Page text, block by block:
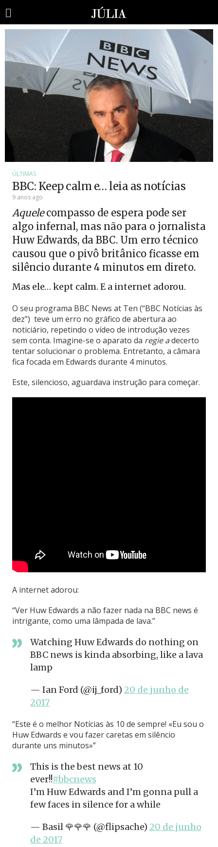
ÚLTIMAS
BBC: Keep calm e… leia as notícias
9 anos ago
Aquelecompasso de espera pode ser
algo infernal, mas não para o jornalista
Huw Edwards, da BBC. Um erro técnico
causou que o pivô britânico ficasse em
silêncio durante 4 minutos em direto.
Mas ele… kept calm. E a internet adorou.
O seu programa BBC News at Ten (“BBC Notícias às
dez”) teve um erro no gráfico de abertura ao
noticiário, repetindo o vídeo de introdução vezes
sem conta. Imagine-se o aparato da regie adecerto
tentar solucionar o problema. Entretanto, a câmara
fica focada em Edwards durante 4 minutos.
Este, silencioso, aguardava instrução para começar.
A internet adorou:
“Ver Huw Edwards a não fazer nada na BBC news é
intrigante, como uma lâmpada de lava.”
Watching Huw Edwards do nothing on
BBC news is kinda absorbing, like a lava
lamp
— Ian Ford (@ij_ford) 20 de junho de
2017
“Este é o melhor Notícias às 10 de sempre! «Eu sou o
Huw Edwards e vou fazer caretas em silêncio
durante uns minutos»”
This is the best news at 10
ever!!#bbcnews
I’m Huw Edwards and I’m gonna pull a
few faces in silence for a while
— Basil 🌹🌹🌹 (@flipsache) 20 de junho
de 2017